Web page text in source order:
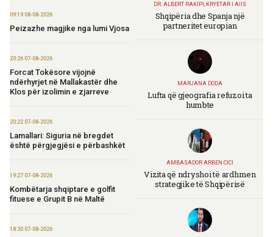
09:19 08-08-2026
Peizazhe magjike nga lumi Vjosa
20:26 07-08-2026
Forcat Tokësore vijojnë
ndërhyrjet në Mallakastër dhe
Klos për izolimin e zjarreve
20:22 07-08-2026
Lamallari: Siguria në bregdet
është përgjegjësi e përbashkët
19:27 07-08-2026
Kombëtarja shqiptare e golfit
fituese e Grupit B në Maltë
18:30 07-08-2026
DR. ALBERT RAKIPI, KRYETAR I AIIS
Shqipëria dhe Spanja një
partneritet europian
MARJANA DODA
Lufta që gjeografia refuzoi ta
humbte
AMBASADOR ARBEN CICI
Vizita që ndryshoi të ardhmen
strategjike të Shqipërisë